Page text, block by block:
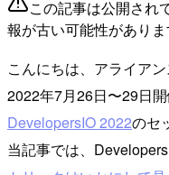
この記事は公開され
報が古い可能性がありま
こんにちは、アライア
2022年7月26日〜29日
DevelopersIO 2022のセ
当記事では、